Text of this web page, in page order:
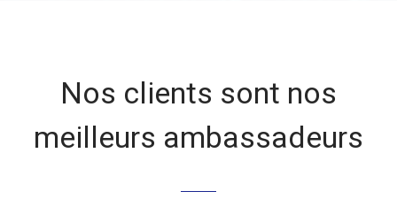
Nos clients sont nos
meilleurs ambassadeurs